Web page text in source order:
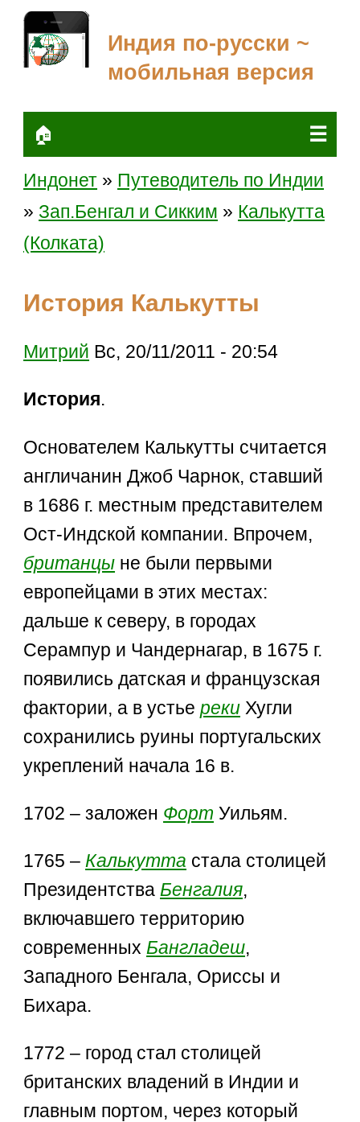
Индия по-русски ~
мобильная версия
🏠 ☰
Индонет » Путеводитель по Индии
» Зап.Бенгал и Сикким » Калькутта
(Колката)
История Калькутты
Митрий Вс, 20/11/2011 - 20:54
История.
Основателем Калькутты считается
англичанин Джоб Чарнок, ставший
в 1686 г. местным представителем
Ост-Индской компании. Впрочем,
британцы не были первыми
европейцами в этих местах:
дальше к северу, в городах
Серампур и Чандернагар, в 1675 г.
появились датская и французская
фактории, а в устьереки Хугли
сохранились руины португальских
укреплений начала 16 в.
1702 – заложен Форт Уильям.
1765 – Калькутта стала столицей
Президентства Бенгалия,
включавшего территорию
современных Бангладеш,
Западного Бенгала, Ориссы и
Бихара.
1772 – город стал столицей
британских владений в Индии и
главным портом, через который